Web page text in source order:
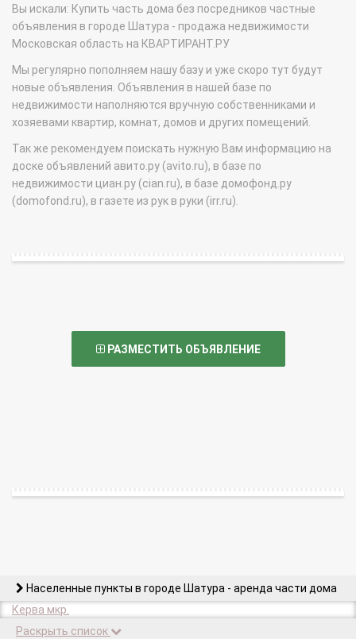
Вы искали: Купить часть дома без посредников частные
объявления в городе Шатура - продажа недвижимости
Московская область на КВАРТИРАНТ.РУ
Мы регулярно пополняем нашу базу и уже скоро тут будут
новые объявления. Объявления в нашей базе по
недвижимости наполняются вручную собственниками и
хозяевами квартир, комнат, домов и других помещений.
Так же рекомендуем поискать нужную Вам информацию на
доске объявлений авито.ру (avito.ru), в базе по
недвижимости циан.ру (cian.ru), в базе домофонд.ру
(domofond.ru), в газете из рук в руки (irr.ru).
РАЗМЕСТИТЬ ОБЪЯВЛЕНИЕ
Населенные пункты в городе Шатура - аренда части дома
Керва мкр.
Раскрыть список